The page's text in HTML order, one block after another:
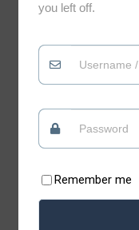
Đừng vì gặp
xứng đáng
Quan điểm
Có những lúc,
tâm hồn đang
you left off.
Remember me